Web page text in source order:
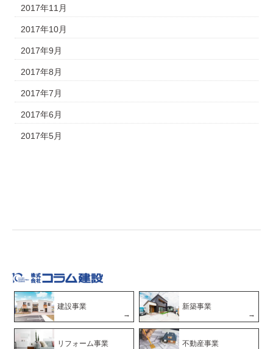
2017年11月
2017年10月
2017年9月
2017年8月
2017年7月
2017年6月
2017年5月
建設事業 新築事業
リフォーム事業 不動産事業